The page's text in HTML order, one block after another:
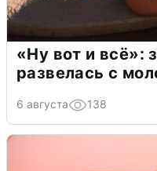
«Ну вот и всё»:
развелась с
6 августа 138